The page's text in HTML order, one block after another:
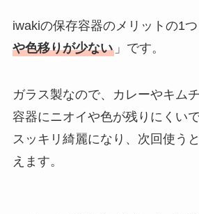
iwakiの保存容器のメリットの1つ
や色移りが少ない」です。
ガラス製なので、カレーやキム
容器にニオイや色が残りにくい
スッキリ綺麗になり、次回使う
えます。